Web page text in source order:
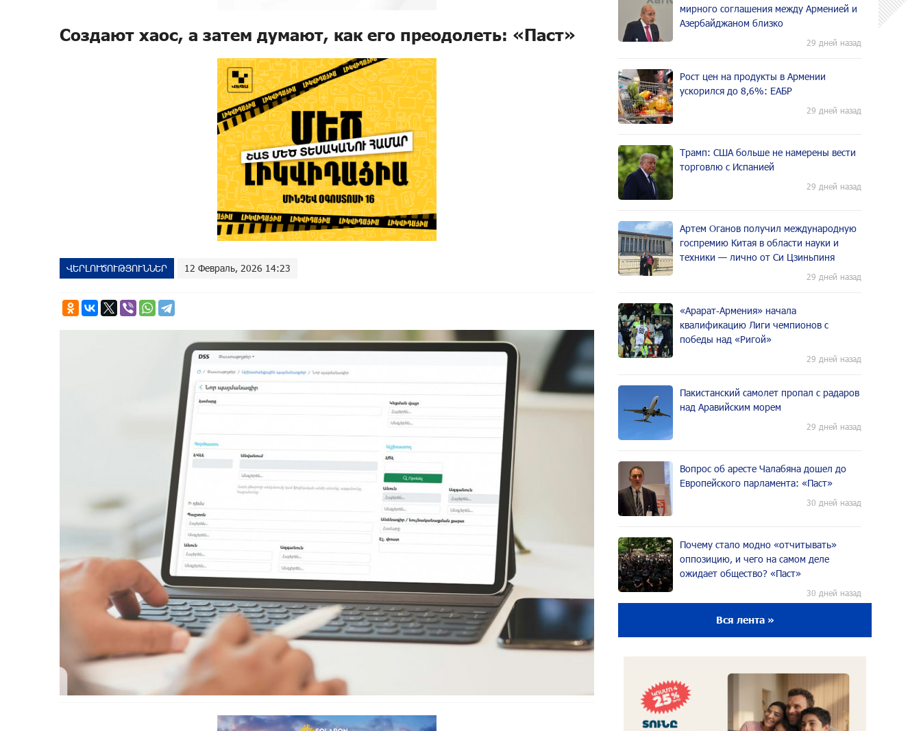
Создают хаос, а затем думают, как его преодолеть: «Паст»
ՎԵՐԼՈՒԾՈՒԹՅՈՒՆՆԵՐ 12 Февраль, 2026 14:23
мирного соглашения между Арменией и
Азербайджаном близко
29 дней назад
Рост цен на продукты в Армении
ускорился до 8,6%: ЕАБР
29 дней назад
Трамп: США больше не намерены вести
торговлю с Испанией
29 дней назад
Артем Оганов получил международную
госпремию Китая в области науки и
техники — лично от Си Цзиньпиня
29 дней назад
«Арарат‑Армения» начала
квалификацию Лиги чемпионов с
победы над «Ригой»
29 дней назад
Пакистанский самолет пропал с радаров
над Аравийским морем
29 дней назад
Вопрос об аресте Чалабяна дошел до
Европейского парламента: «Паст»
30 дней назад
Почему стало модно «отчитывать»
оппозицию, и чего на самом деле
ожидает общество? «Паст»
30 дней назад
Ложная дилемма мандатов: почему тема
парламентского бойкота оппозиции -
30 дней назад
Правовой терроризм как начало
падения власти: пример Гагика
Вся лента »